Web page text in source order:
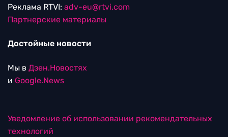
Реклама RTVI: adv-eu@rtvi.com
Партнерские материалы
Достойные новости
Мы в Дзен.Новостях
и Google.News
Уведомление об использовании рекомендательных
технологий